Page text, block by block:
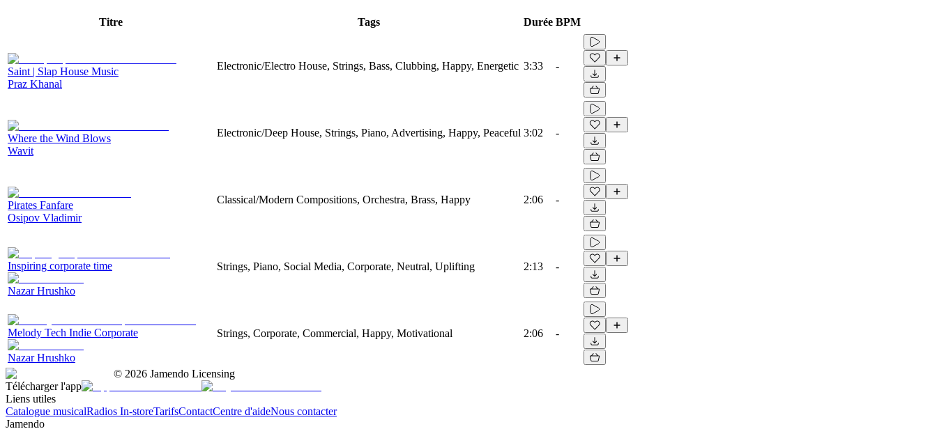
Titre Tags Durée BPM
Saint | Slap House Music
Praz Khanal
Electronic/Electro House, Strings, Bass, Clubbing, Happy, Energetic 3:33 -
Where the Wind Blows
Wavit
Electronic/Deep House, Strings, Piano, Advertising, Happy, Peaceful 3:02 -
Pirates Fanfare
Osipov Vladimir
Classical/Modern Compositions, Orchestra, Brass, Happy 2:06 -
Inspiring corporate time
Nazar Hrushko
Strings, Piano, Social Media, Corporate, Neutral, Uplifting 2:13 -
Melody Tech Indie Corporate
Nazar Hrushko
Strings, Corporate, Commercial, Happy, Motivational 2:06 -
© 2026 Jamendo Licensing
Télécharger l'app
Liens utiles
Catalogue musicalRadios In-storeTarifsContactCentre d'aideNous contacter
Jamendo